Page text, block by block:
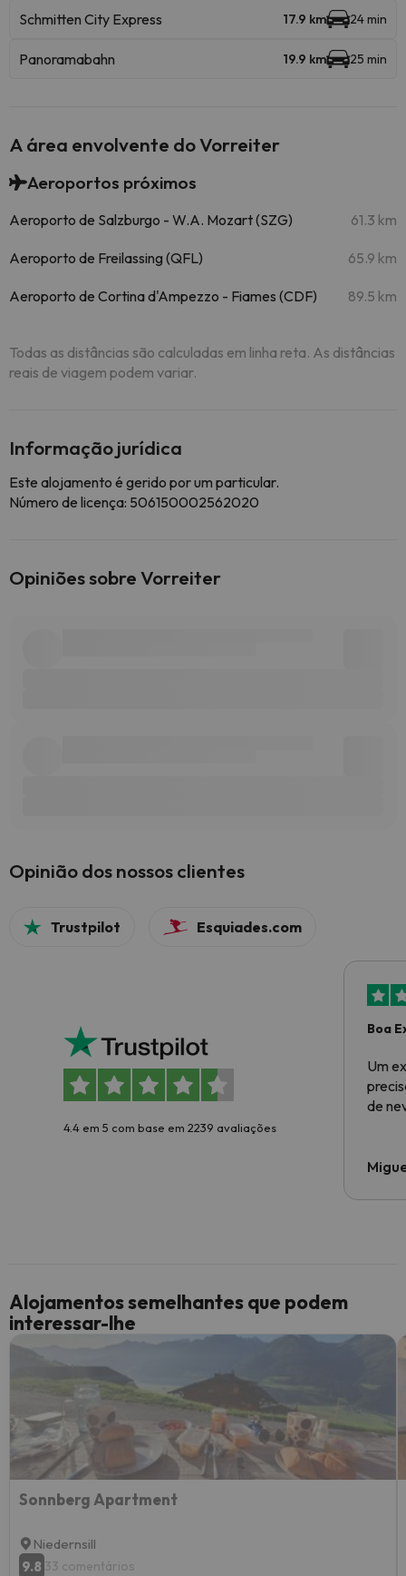
Schmitten City Express 17.9 km 24 min
Panoramabahn 19.9 km 25 min
A área envolvente do Vorreiter
Aeroportos próximos
Aeroporto de Salzburgo - W.A. Mozart (SZG) 61.3 km
Aeroporto de Freilassing (QFL) 65.9 km
Aeroporto de Cortina d'Ampezzo - Fiames (CDF) 89.5 km
Todas as distâncias são calculadas em linha reta. As distâncias
reais de viagem podem variar.
Informação jurídica
Este alojamento é gerido por um particular.
Número de licença: 506150002562020
Opiniões sobre Vorreiter
Opinião dos nossos clientes
Trustpilot Esquiades.com
4.4 em 5 com base em 2239 avaliações
Boa
Um
de
Alojamentos semelhantes que podem
interessar-lhe
Sonnberg Apartment
Niedernsill
9.8 33 comentários